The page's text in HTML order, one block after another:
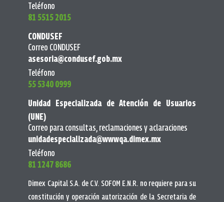
Teléfono
81 5515 2015
CONDUSEF
Correo CONDUSEF
asesoria@condusef.gob.mx
Teléfono
55 5340 0999
Unidad Especializada de Atención de Usuarios
(UNE)
Correo para consultas, reclamaciones y aclaraciones
unidadespecializada@wwwqa.dimex.mx
Teléfono
81 1247 8686
Dimex Capital S.A. de C.V. SOFOM E.N.R. no requiere para su
constitución y operación autorización de la Secretaria de